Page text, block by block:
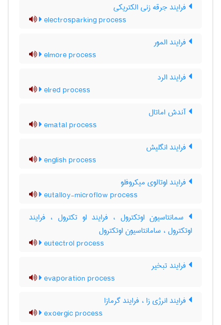
فرایند جرقه زنی الکتریکی
electrosparking process
فرایند المور
elmore process
فرایند الرد
elred process
آندش اماتال
ematal process
فرایند انگلیش
english process
فرایند اوتالوی میکروفلو
eutalloy-microflow process
سمانتاسیون اوتکترول ، فرایند او تکترول ، فرایند
اوتکترول ، سامانتاسیون اوتکترول
eutectrol process
فرایند تبخیر
evaporation process
فرایند انرژی زا ، فرایند گرمازا
exoergic process